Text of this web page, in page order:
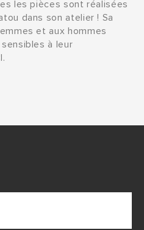
les pièces sont réalisées
dans son atelier ! Sa
et aux hommes
à leur